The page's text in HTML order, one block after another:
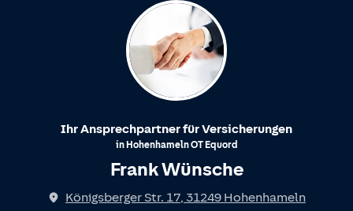
Ihr Ansprechpartner für Versicherungen
in HohenhamelnOT Equord
Frank Wünsche
Königsberger Str. 17, 31249 Hohenhameln